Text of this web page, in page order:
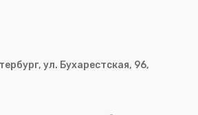
ул. Бухарестская, 96,